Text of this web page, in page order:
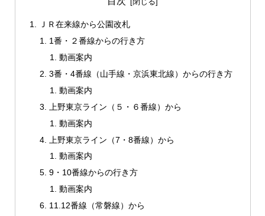
ＪＲ在来線から公園改札
1番・２番線からの行き方
動画案内
3番・4番線（山手線・京浜東北線）からの行き方
動画案内
上野東京ライン（５・６番線）から
動画案内
上野東京ライン（7・8番線）から
動画案内
9・10番線からの行き方
動画案内
11.12番線（常磐線）から